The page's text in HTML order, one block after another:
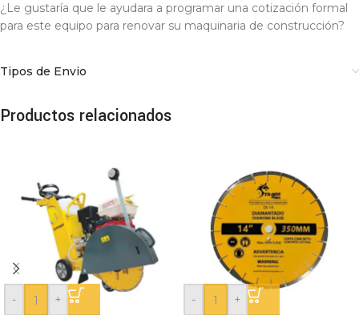
¿Le gustaría que le ayudara a programar una cotización formal
para este equipo para renovar su maquinaria de construcción?
Tipos de Envio
Productos relacionados
-
+
-
+